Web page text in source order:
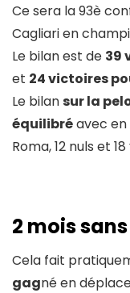
Ce sera la 93è
Cagliari en
Le bilan est de 39
et 24 victoires
Le bilansur la
équilibréavec en
Roma, 12 nuls et
2 mois
Cela fait
gagné en